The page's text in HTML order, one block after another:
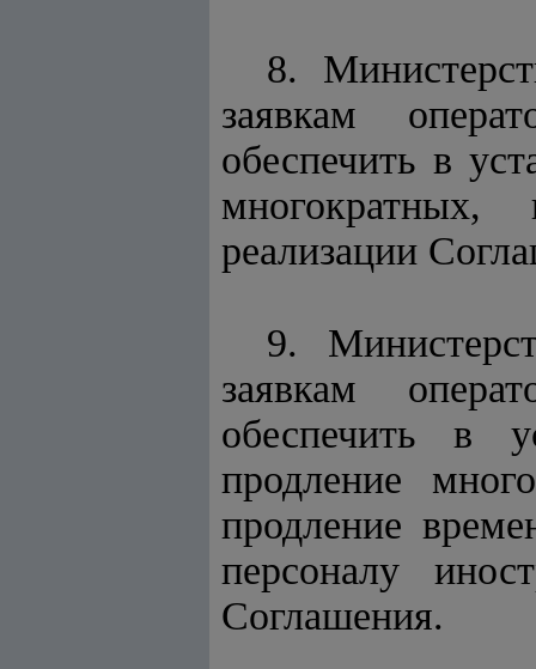
8.
заявкам
обеспечить в
реализации
9.
заявкам
обеспечить в
продление
продление
персоналу
Соглашения.